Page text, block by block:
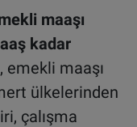
maaşı
kadar
emekli maaşı
ülkelerinden
çalışma